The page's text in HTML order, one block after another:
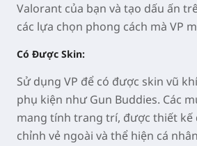
Valorant của bạn và tạo dấu ấn
các lựa chọn phong cách mà VP
Có Được Skin:
Sử dụng VP để có được skin vũ
phụ kiện như Gun Buddies. Các
mang tính trang trí, được thiết kế
chỉnh vẻ ngoài và thể hiện cá